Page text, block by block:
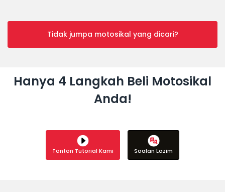
Tidak jumpa motosikal yang dicari?
Hanya 4 Langkah Beli Motosikal
Anda!
Tonton Tutorial Kami Soalan Lazim